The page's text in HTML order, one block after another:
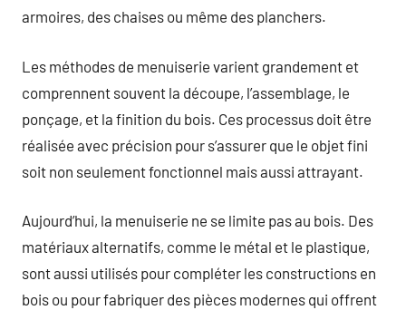
armoires, des chaises ou même des planchers.
Les méthodes de menuiserie varient grandement et
comprennent souvent la découpe, l’assemblage, le
ponçage, et la finition du bois. Ces processus doit être
réalisée avec précision pour s’assurer que le objet fini
soit non seulement fonctionnel mais aussi attrayant.
Aujourd’hui, la menuiserie ne se limite pas au bois. Des
matériaux alternatifs, comme le métal et le plastique,
sont aussi utilisés pour compléter les constructions en
bois ou pour fabriquer des pièces modernes qui offrent